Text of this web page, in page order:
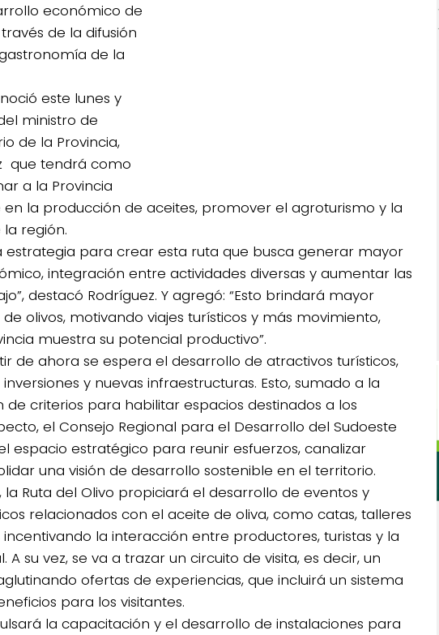
económico de
de la difusión
de la
este lunes y
ministro de
de la Provincia,
que tendrá como
a la Provincia
la producción de aceites, promover el agroturismo y la
región.
estrategia para crear esta ruta que busca generar mayor
integración entre actividades diversas y aumentar las
destacó Rodríguez. Y agregó: “Esto brindará mayor
olivos, motivando viajes turísticos y más movimiento,
muestra su potencial productivo”.
de ahora se espera el desarrollo de atractivos turísticos,
y nuevas infraestructuras. Esto, sumado a la
criterios para habilitar espacios destinados a los
el Consejo Regional para el Desarrollo del Sudoeste
espacio estratégico para reunir esfuerzos, canalizar
una visión de desarrollo sostenible en el territorio.
la Ruta del Olivo propiciará el desarrollo de eventos y
relacionados con el aceite de oliva, como catas, talleres
incentivando la interacción entre productores, turistas y la
A su vez, se va a trazar un circuito de visita, es decir, un
ofertas de experiencias, que incluirá un sistema
para los visitantes.
la capacitación y el desarrollo de instalaciones para